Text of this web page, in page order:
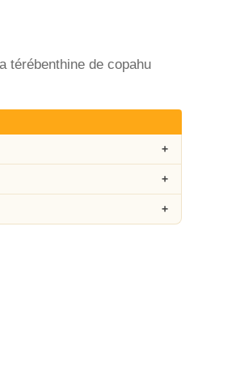
térébenthine de copahu